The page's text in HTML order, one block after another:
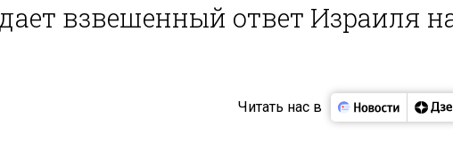
взвешенный ответ Израиля
Читать нас в